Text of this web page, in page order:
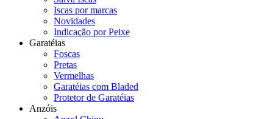
Iscas por marcas
Novidades
Indicação por Peixe
Garatéias
Foscas
Pretas
Vermelhas
Garatéias com Bladed
Protetor de Garatéias
Anzóis